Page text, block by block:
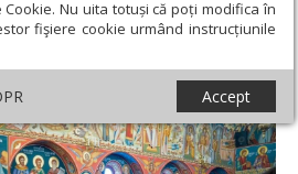
Nu uita totuși că poți modifica în
fişiere cookie urmând instrucțiunile
Accept
istorice a